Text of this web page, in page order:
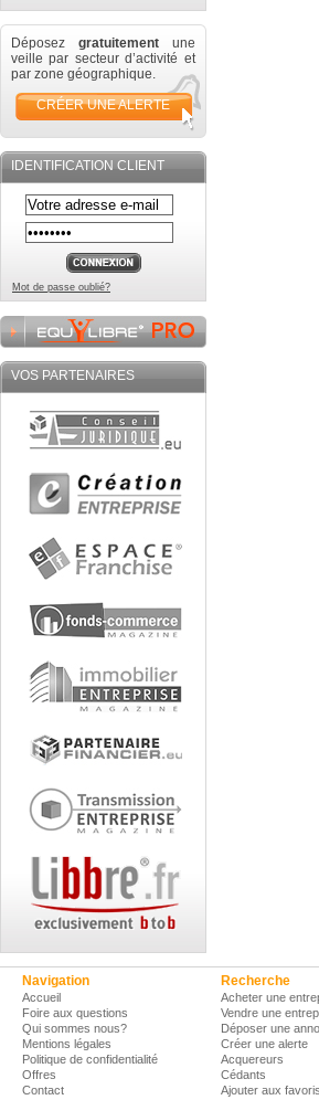
Déposez gratuitement une
veille par secteur d’activité et
par zone géographique.
CRÉER UNE ALERTE
IDENTIFICATION CLIENT
Mot de passe oublié?
VOS PARTENAIRES
Navigation
Accueil
Foire aux questions
Qui sommes nous?
Mentions légales
Politique de confidentialité
Offres
Contact
Recherche
Acheter une
Vendre une
Déposer une
Créer une alerte
Acquereurs
Cédants
Ajouter aux favoris